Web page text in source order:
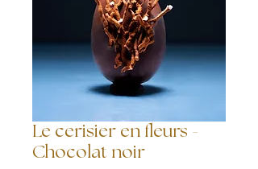
Le cerisier en fleurs -
Chocolat noir